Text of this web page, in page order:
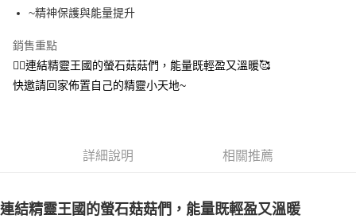
街口支付
悠遊付
ATM付款
每筆NT$80，滿NT$3,000(含以上)免運費
每筆NT$80，滿NT$3,000(含以上)免運費
~精神保護與能量提升
銷售重點
🧚‍♀️連結精靈王國的螢石菇菇們，能量既輕盈又溫暖🥰
快邀請回家佈置自己的精靈小天地~
詳細說明 相關推薦
連結精靈王國的螢石菇菇們，能量既輕盈又溫暖